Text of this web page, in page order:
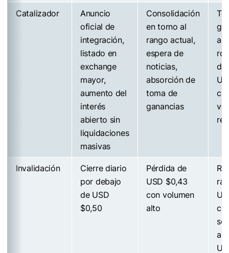
Catalizador
Anuncio
oficial de
integración,
listado en
exchange
mayor,
aumento del
interés
abierto sin
liquidaciones
masivas
Consolidación
en torno al
rango actual,
espera de
noticias,
absorción de
toma de
ganancias
de
Invalidación
Cierre diario
por debajo
de USD
$0,50
Pérdida de
USD $0,43
con volumen
alto